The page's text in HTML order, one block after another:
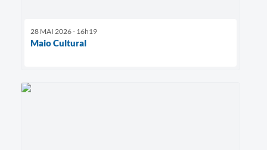
28 MAI 2026 - 16h19
Maio Cultural